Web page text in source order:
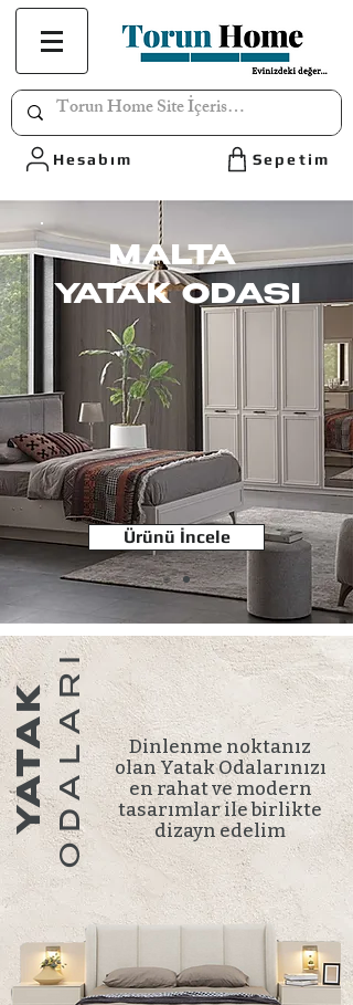
Hesabım Sepetim
MALTA
YATAK ODASI
Ürünü İncele
Dinlenme noktanız
olan Yatak Odalarınızı
en rahat ve modern
tasarımlar ile birlikte
dizayn edelim
YATAKODALARI